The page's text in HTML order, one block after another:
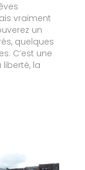
vraiment
un
quelques
C’est une
la